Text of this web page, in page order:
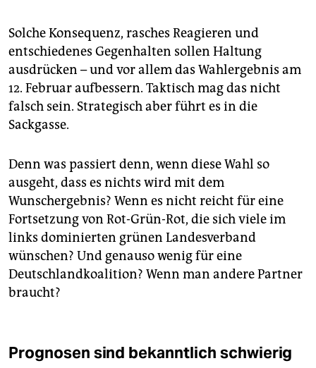
Solche Konsequenz, rasches Reagieren und
entschiedenes Gegenhalten sollen Haltung
ausdrücken – und vor allem das Wahlergebnis am
12. Februar aufbessern. Taktisch mag das nicht
falsch sein. Strategisch aber führt es in die
Sackgasse.
Denn was passiert denn, wenn diese Wahl so
ausgeht, dass es nichts wird mit dem
Wunschergebnis? Wenn es nicht reicht für eine
Fortsetzung von Rot-Grün-Rot, die sich viele im
links dominierten grünen Landesverband
wünschen? Und genauso wenig für eine
Deutschlandkoalition? Wenn man andere Partner
braucht?
Prognosen sind bekanntlich schwierig